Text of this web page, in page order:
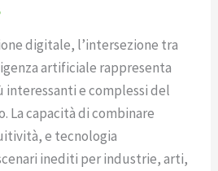
digitale, l’intersezione tra
artificiale rappresenta
e complessi del
La capacità di combinare
e tecnologia
inediti per industrie, arti,